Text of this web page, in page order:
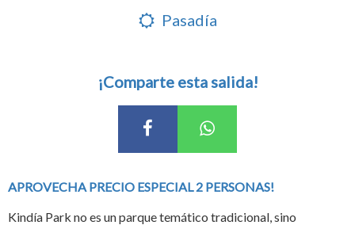
Pasadía
¡Comparte esta salida!
APROVECHA PRECIO ESPECIAL 2 PERSONAS!
Kindía Park no es un parque temático tradicional, sino